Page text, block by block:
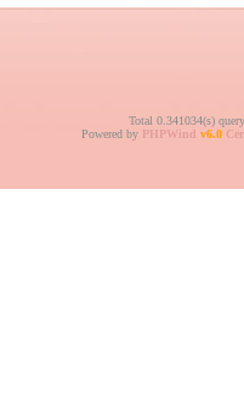
Total 0.341034(s)
Powered by PHPWind v6.0